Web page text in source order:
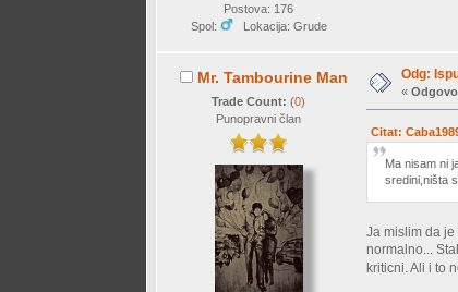
Postova: 176
Spol:
Lokacija: Grude
Mr. Tambourine Man
Trade Count:(0)
Punopravni član
Odg:
«
Citat:
Ma nisam ni
sredini,ništa
Ja mislim da
normalno...
kriticni. Ali i to